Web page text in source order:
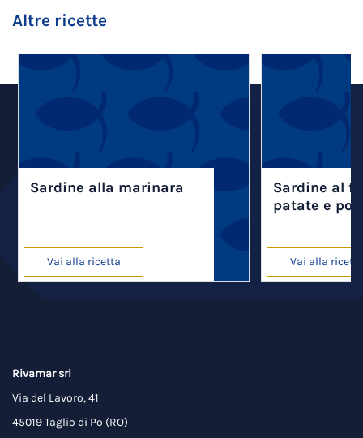
Altre ricette
Sardine alla marinara
Vai alla ricetta
Sardine al
patate e
Vai alla ricetta
Rivamar srl
Via del Lavoro, 41
45019 Taglio di Po (RO)